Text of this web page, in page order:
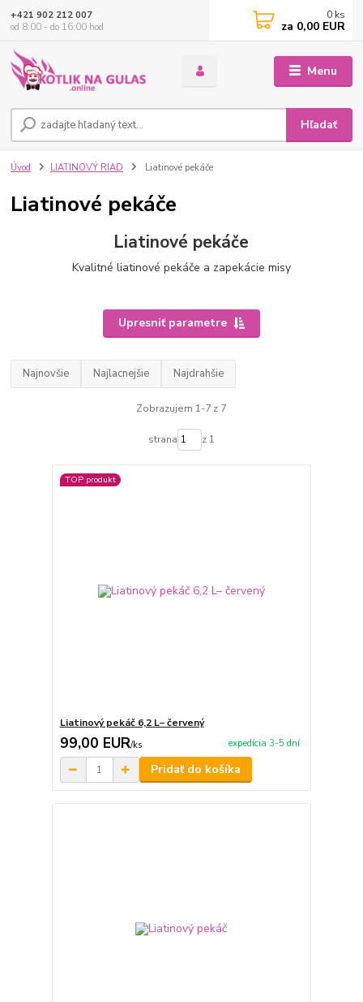
Menu
Hľadať
+421 902 212 007
od 8:00 - do 16:00 hod
0 ks
za 0,00 EUR
Úvod LIATINOVÝ RIAD Liatinové pekáče
Liatinové pekáče
Liatinové pekáče
Kvalitné liatinové pekáče a zapekácie misy
Upresniť parametre
Najnovšie Najlacnejšie Najdrahšie
Zobrazujem 1-7 z 7
strana z 1
TOP produkt
Liatinový pekáč 6,2 L– červený
99,00 EUR/ks expedícia 3-5 dní
Pridať do košíka